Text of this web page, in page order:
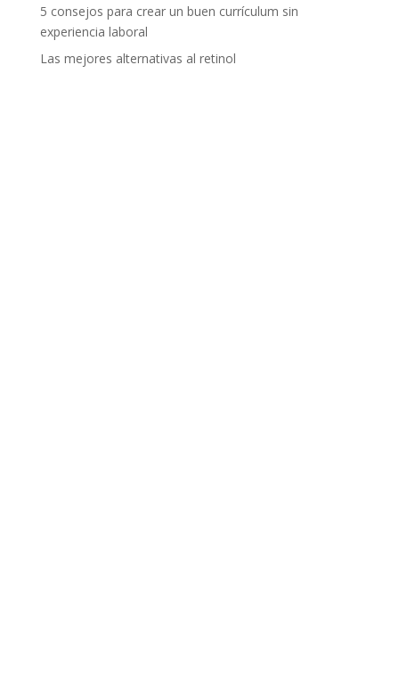
5 consejos para crear un buen currículum sin
experiencia laboral
Las mejores alternativas al retinol